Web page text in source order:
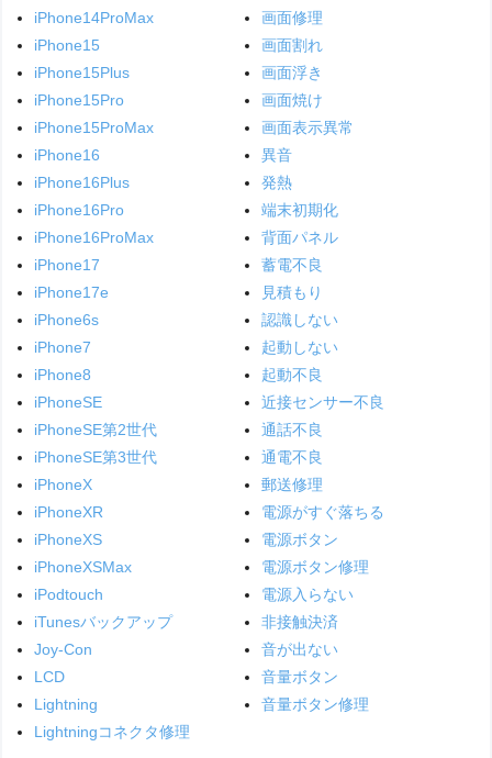
iPhone14ProMax
iPhone15
iPhone15Plus
iPhone15Pro
iPhone15ProMax
iPhone16
iPhone16Plus
iPhone16Pro
iPhone16ProMax
iPhone17
iPhone17e
iPhone6s
iPhone7
iPhone8
iPhoneSE
iPhoneSE第2世代
iPhoneSE第3世代
iPhoneX
iPhoneXR
iPhoneXS
iPhoneXSMax
iPodtouch
iTunesバックアップ
Joy-Con
LCD
Lightning
Lightningコネクタ修理
画面修理
画面割れ
画面浮き
画面焼け
画面表示異常
異音
発熱
端末初期化
背面パネル
蓄電不良
見積もり
認識しない
起動しない
起動不良
近接センサー不良
通話不良
通電不良
郵送修理
電源がすぐ落ちる
電源ボタン
電源ボタン修理
電源入らない
非接触決済
音が出ない
音量ボタン
音量ボタン修理